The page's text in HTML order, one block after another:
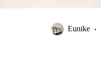
Eunike